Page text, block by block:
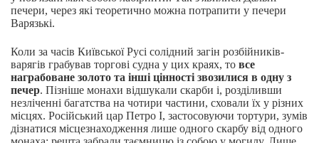
печери, через які теоретично можна потрапити у печери
Варязькі.
Коли за часів Київської Русі солідний загін розбійників-
варягів грабував торгові судна у цих краях, то все
награбоване золото та інші цінності звозилися в одну з
печер. Пізніше монахи відшукали скарби і, розділивши
незліченні багатства на чотири частини, сховали їх у різних
місцях. Російський цар Петро I, застосовуючи тортури, зумів
дізнатися місцезнаходження лише одного скарбу від одного